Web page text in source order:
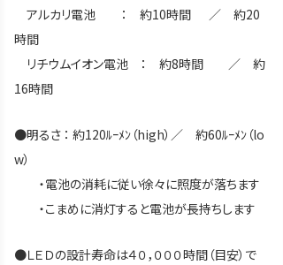
アルカリ電池 ： 約10時間 ／ 約20
時間
リチウムイオン電池 ： 約8時間 ／ 約
16時間
●明るさ ： 約120ﾙｰﾒﾝ（high）／ 約60ﾙｰﾒﾝ（lo
w）
・電池の消耗に従い徐々に照度が落ちます
・こまめに消灯すると電池が長持ちします
●ＬＥＤの設計寿命は４０，０００時間（目安）で